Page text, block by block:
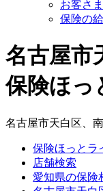
お客さ
保険の
名古屋市
保険ほっ
名古屋市天白区、
保険ほっとラ
店舗検索
愛知県の保険